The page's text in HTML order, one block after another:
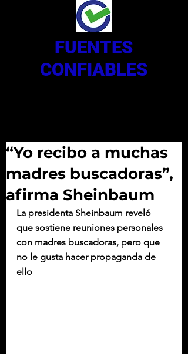
FUENTES
CONFIABLES
“Yo recibo a muchas
madres buscadoras”,
afirma Sheinbaum
La presidenta Sheinbaum reveló
que sostiene reuniones personales
con madres buscadoras, pero que
no le gusta hacer propaganda de
ello